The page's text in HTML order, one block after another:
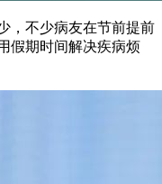
，不少病友在节前提前
假期时间解决疾病烦